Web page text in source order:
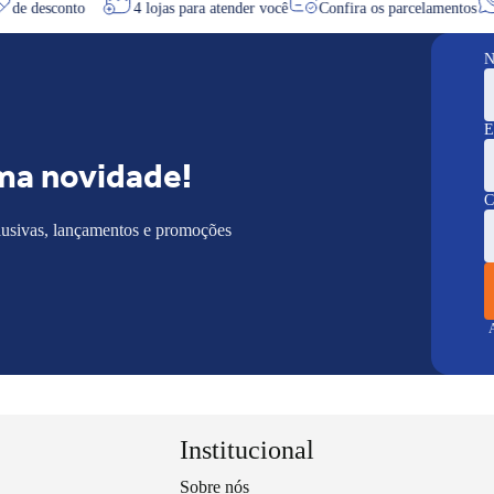
de desconto 4 lojas para atender você Confira os
novidade!
lançamentos e promoções
Institucional
Sobre nós